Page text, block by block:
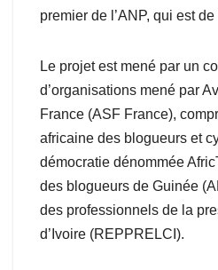
premier de l’ANP, qui est
Le projet est mené par un
d’organisations mené par
France (ASF France),
africaine des blogueurs et
démocratie dénommée
des blogueurs de Guinée
des professionnels de la
d’Ivoire (REPPRELCI).